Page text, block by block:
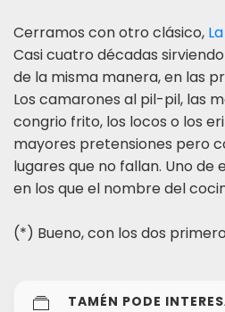
Cerramos con otro clásico,
Casi cuatro décadas
de la misma manera, en las
Los camarones al pil-pil, las
congrio frito, los locos o los
mayores pretensiones pero
lugares que no fallan. Uno de
en los que el nombre del
(*) Bueno, con los dos
TAMÉN PODE